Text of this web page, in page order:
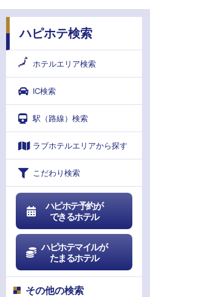
ハピホテ検索
ホテルエリア検索
IC検索
駅（路線）検索
ラブホテルエリアから探す
こだわり検索
ハピホテ予約が
できるホテル
ハピホテマイルが
たまるホテル
その他の検索